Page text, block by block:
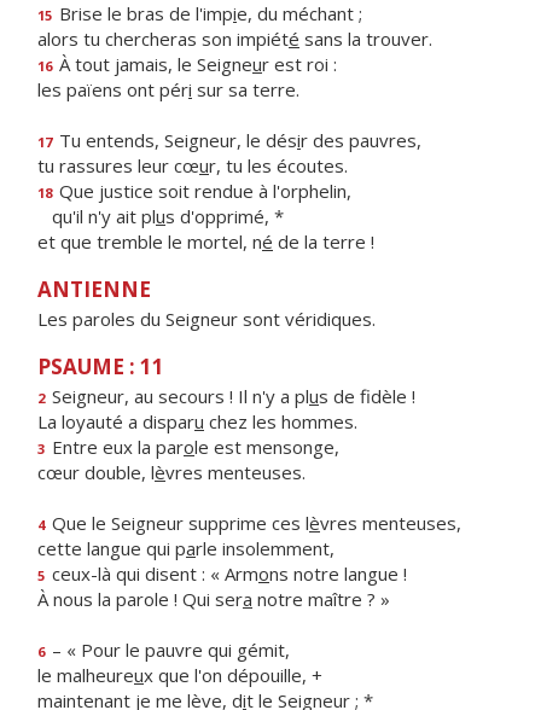
15 Brise le bras de l'impie, du méchant ;
alors tu chercheras son impiété sans la trouver.
16 À tout jamais, le Seigneur est roi :
les païens ont péri sur sa terre.
17 Tu entends, Seigneur, le désir des pauvres,
tu rassures leur cœur, tu les écoutes.
18 Que justice soit rendue à l'orphelin,
qu'il n'y ait plus d'opprimé, *
et que tremble le mortel, né de la terre !
ANTIENNE
Les paroles du Seigneur sont véridiques.
PSAUME : 11
2 Seigneur, au secours ! Il n'y a plus de fidèle !
La loyauté a disparu chez les hommes.
3 Entre eux la parole est mensonge,
cœur double, lèvres menteuses.
4 Que le Seigneur supprime ces lèvres menteuses,
cette langue qui parle insolemment,
5 ceux-là qui disent : « Armons notre langue !
À nous la parole ! Qui sera notre maître ? »
6 – « Pour le pauvre qui gémit,
le malheureux que l'on dépouille, +
maintenant je me lève, dit le Seigneur ; *